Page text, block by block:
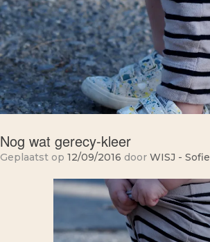
Nog wat gerecy-kleer
Geplaatst op 12/09/2016 door WISJ - Sofie